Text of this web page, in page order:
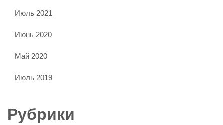
Июль 2021
Июнь 2020
Май 2020
Июль 2019
Рубрики